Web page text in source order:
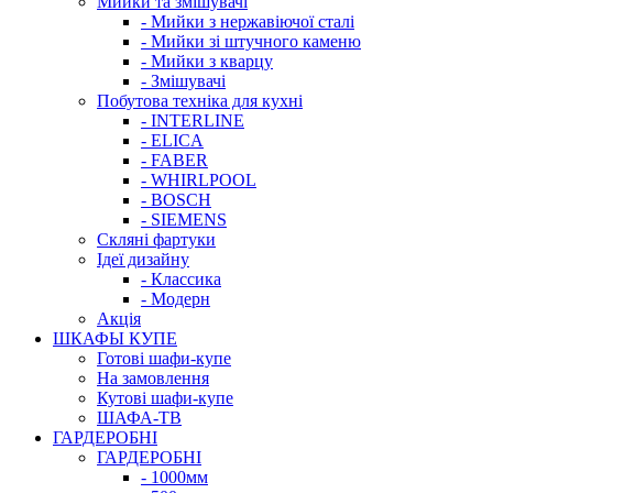
- Мийки з нержавіючої сталі
- Мийки зі штучного каменю
- Мийки з кварцу
- Змішувачі
Побутова техніка для кухні
- INTERLINE
- ELICA
- FABER
- WHIRLPOOL
- BOSCH
- SIEMENS
Скляні фартуки
Ідеї дизайну
- Класcика
- Модерн
Акція
ШКАФЫ КУПЕ
Готові шафи-купе
На замовлення
Кутові шафи-купе
ШАФА-ТВ
ГАРДЕРОБНІ
ГАРДЕРОБНІ
- 1000мм